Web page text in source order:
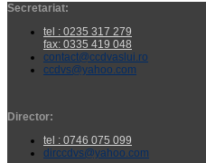
Secretariat:
tel : 0235 317 279
fax: 0335 419 048
contact@ccdvaslui.ro
ccdvs@yahoo.com
Director:
tel : 0746 075 099
dirccdvs@yahoo.com